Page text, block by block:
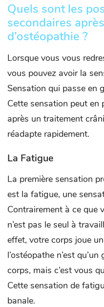
Quels sont les
secondaires
d’ostéopathie ?
Lorsque vous vous
vous pouvez avoir la
Sensation qui passe en
Cette sensation peut en
après un traitement
réadapte rapidement.
La Fatigue
La première sensation
est la fatigue, une
Contrairement à ce que
n’est pas le seul à
effet, votre corps joue
l’ostéopathe n’est
corps, mais c’est vous
Cette sensation de
banale.